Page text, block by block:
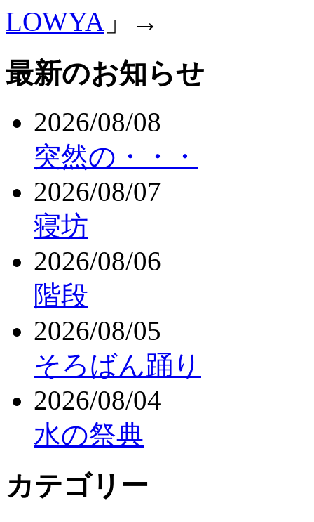
LOWYA 」→
最新のお知らせ
2026/08/08
突然の・・・
2026/08/07
寝坊
2026/08/06
階段
2026/08/05
そろばん踊り
2026/08/04
水の祭典
カテゴリー